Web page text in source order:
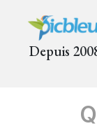
Depuis